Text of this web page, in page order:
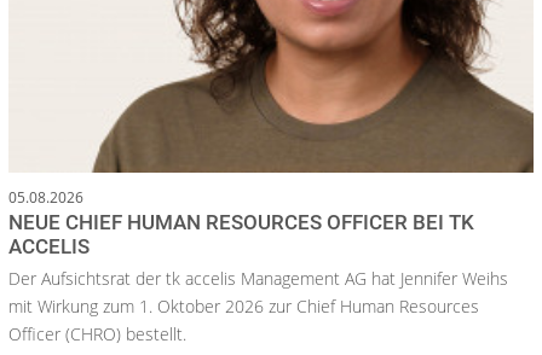
05.08.2026
NEUE CHIEF HUMAN RESOURCES OFFICER BEI TK
ACCELIS
Der Aufsichtsrat der tk accelis Management AG hat Jennifer Weihs
mit Wirkung zum 1. Oktober 2026 zur Chief Human Resources
Officer (CHRO) bestellt.